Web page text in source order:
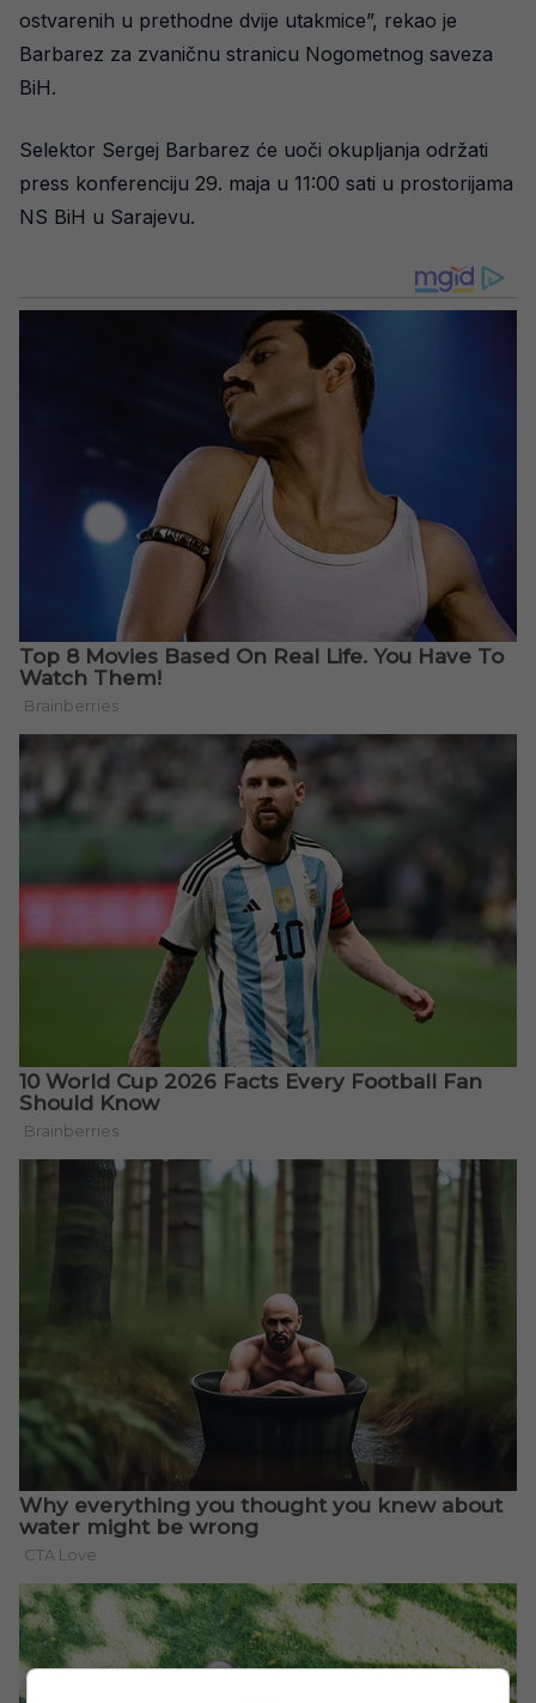
ostvarenih u prethodne dvije utakmice”, rekao je
Barbarez za zvaničnu stranicu Nogometnog saveza
BiH.
Selektor Sergej Barbarez će uoči okupljanja održati
press konferenciju 29. maja u 11:00 sati u prostorijama
NS BiH u Sarajevu.